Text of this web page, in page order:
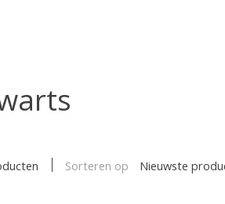
Sorteren op Nieuwste